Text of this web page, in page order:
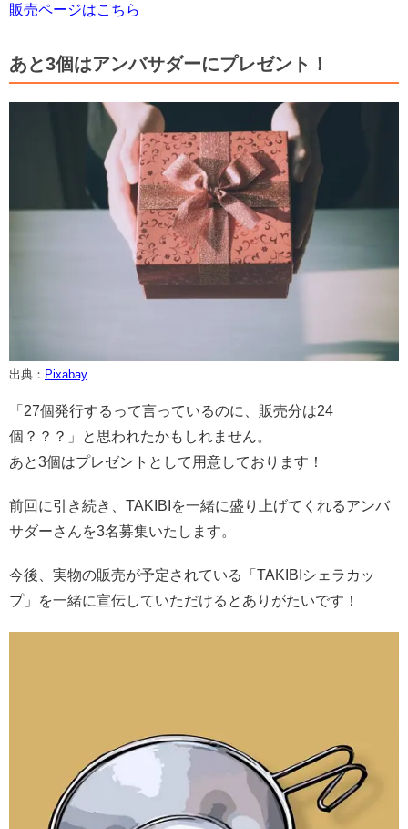
販売ページはこちら
あと3個はアンバサダーにプレゼント！
出典： Pixabay
「27個発行するって言っているのに、販売分は24
個？？？」と思われたかもしれません。
あと3個はプレゼントとして用意しております！
前回に引き続き、TAKIBIを一緒に盛り上げてくれるアンバ
サダーさんを3名募集いたします。
今後、実物の販売が予定されている「TAKIBIシェラカッ
プ」を一緒に宣伝していただけるとありがたいです！